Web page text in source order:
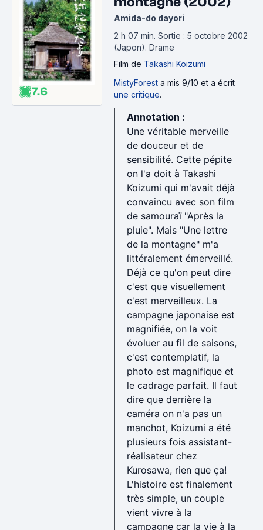
_japonais/3355424
• Passion Chanbara
https://www.senscritique.com/liste/passion_chanbara
/3633314
• Seichô Matsumoto au cinéma
https://www.senscritique.com/liste/seicho_matsumot
o_au_cinema/3773881
Couverture : Harikomi (1954) de Yoshitarô Nomura.
7.6
Amida-do dayori
2 h 07 min. Sortie : 5 octobre 2002
(Japon). Drame
Film de Takashi Koizumi
MistyForest a mis 9/10 et a écrit
une critique.
Annotation :
Une véritable merveille
de douceur et de
sensibilité. Cette pépite
on l'a doit à Takashi
Koizumi qui m'avait déjà
convaincu avec son film
de samouraï "Après la
pluie". Mais "Une lettre
de la montagne" m'a
littéralement émerveillé.
Déjà ce qu'on peut dire
c'est que visuellement
c'est merveilleux. La
campagne japonaise est
magnifiée, on la voit
évoluer au fil de saisons,
c'est contemplatif, la
photo est magnifique et
le cadrage parfait. Il faut
dire que derrière la
caméra on n'a pas un
manchot, Koizumi a été
plusieurs fois assistant-
réalisateur chez
Kurosawa, rien que ça!
L'histoire est finalement
très simple, un couple
vient vivre à la
campagne car la vie à la